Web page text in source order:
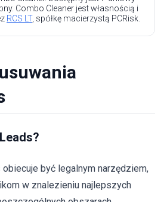
Combo Cleaner jest własnością i
RCS LT, spółkę macierzystą PCRisk.
być legalnym narzędziem,
w znalezieniu najlepszych